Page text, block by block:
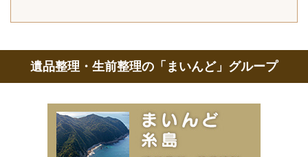
遺品整理・生前整理の「まいんど」グループ